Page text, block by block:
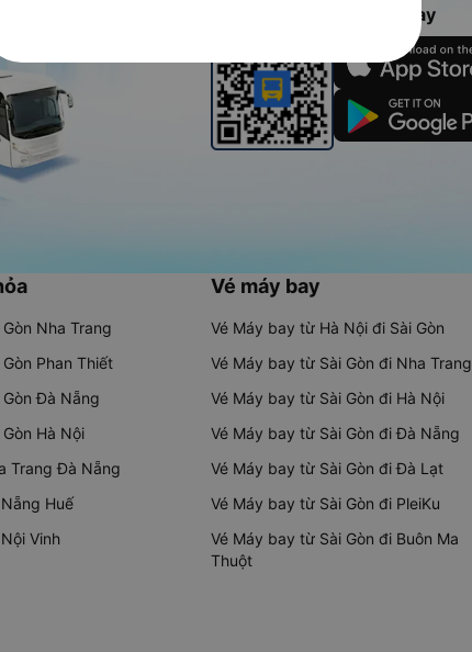
Tải ứng dụng Vexere ngay
Nha Trang
Phan Thiết
Gòn Đà Nẵng
Hà Nội
Trang Đà Nẵng
Huế
Vinh
Vé máy bay
Vé Máy bay từ Hà Nội đi Sài Gòn
Vé Máy bay từ Sài Gòn đi Nha Trang
Vé Máy bay từ Sài Gòn đi Hà Nội
Vé Máy bay từ Sài Gòn đi Đà Nẵng
Vé Máy bay từ Sài Gòn đi Đà Lạt
Vé Máy bay từ Sài Gòn đi PleiKu
Vé Máy bay từ Sài Gòn đi Buôn Ma
Thuột